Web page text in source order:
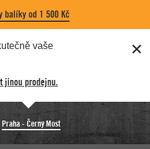
balíky od 1 500 Kč
vaše
jinou prodejnu.
Praha - Černý Most